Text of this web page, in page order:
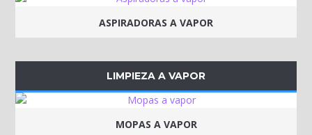
ASPIRADORAS A VAPOR
LIMPIEZA A VAPOR
MOPAS A VAPOR